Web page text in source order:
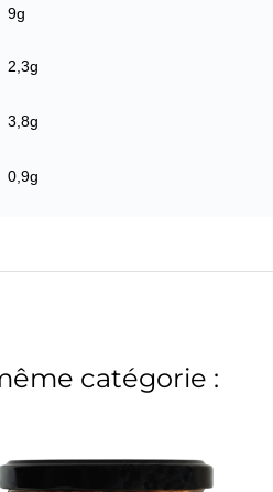
9g
2,3g
3,8g
0,9g
catégorie :